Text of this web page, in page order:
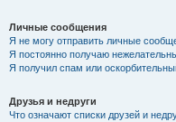
Личные сообщения
Я не могу отправить личные
Я постоянно получаю
Я получил спам или
Друзья и недруги
Что означают списки друзей и